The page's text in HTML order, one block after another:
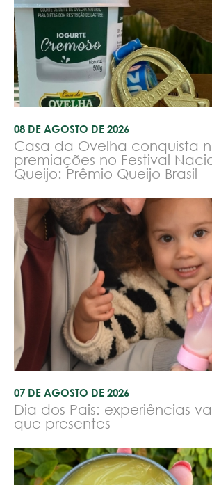
08 DE AGOSTO DE 2026
Casa da Ovelha conquista
premiações no Festival
Queijo: Prêmio Queijo Brasil
07 DE AGOSTO DE 2026
Dia dos Pais: experiências
que presentes